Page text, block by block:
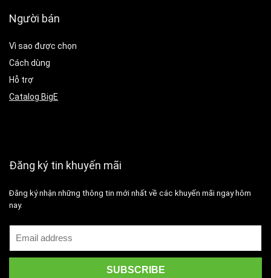
Người bán
Vì sao được chọn
Cách dùng
Hỗ trợ
Catalog BigE
Đăng ký tin khuyến mãi
Đăng ký nhận những thông tin mới nhất về các khuyến mãi ngay hôm
nay.